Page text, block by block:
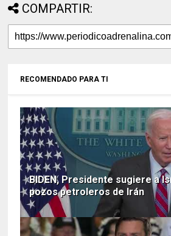
COMPARTIR:
RECOMENDADO PARA TI
BIDEN, Presidente sugiere a
pozos petroleros de Irán